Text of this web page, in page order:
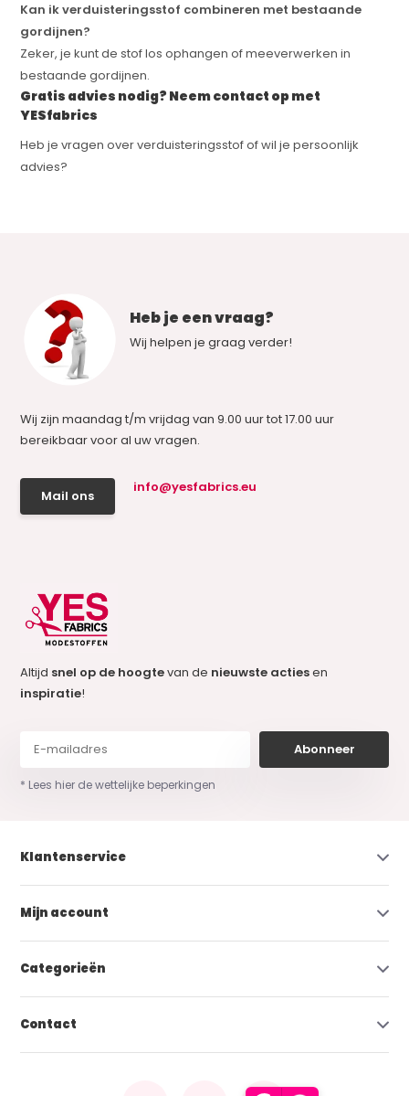
Kan ik verduisteringsstof combineren met bestaande
gordijnen?
Zeker, je kunt de stof los ophangen of meeverwerken in
bestaande gordijnen.
Gratis advies nodig? Neem contact op met
YESfabrics
Heb je vragen over verduisteringsstof of wil je persoonlijk
advies?
Heb je een vraag?
Wij helpen je graag verder!
Wij zijn maandag t/m vrijdag van 9.00 uur tot 17.00 uur
bereikbaar voor al uw vragen.
Mail ons
info@yesfabrics.eu
Altijd snel op de hoogtevan de nieuwste actiesen
inspiratie!
Abonneer
* Lees hier de wettelijke beperkingen
Klantenservice
Mijn account
Categorieën
Contact